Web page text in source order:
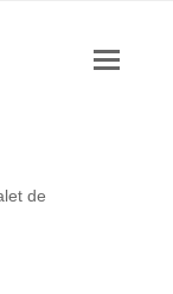
de